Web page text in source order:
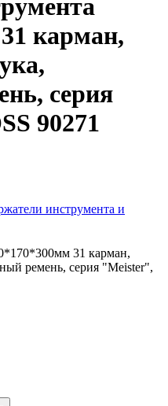
карман,
серия
90271
инструмента и
31 карман,
ремень, серия "Meister",